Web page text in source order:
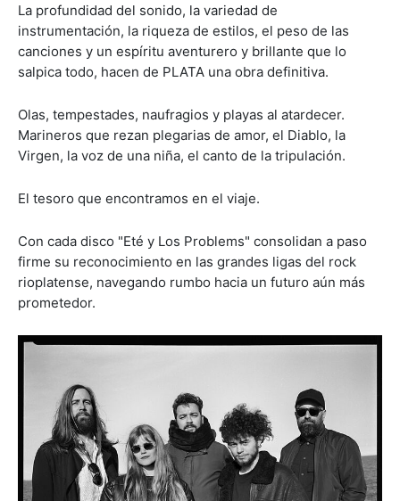
La profundidad del sonido, la variedad de
instrumentación, la riqueza de estilos, el peso de las
canciones y un espíritu aventurero y brillante que lo
salpica todo, hacen de PLATA una obra definitiva.
Olas, tempestades, naufragios y playas al atardecer.
Marineros que rezan plegarias de amor, el Diablo, la
Virgen, la voz de una niña, el canto de la tripulación.
El tesoro que encontramos en el viaje.
Con cada disco "Eté y Los Problems" consolidan a paso
firme su reconocimiento en las grandes ligas del rock
rioplatense, navegando rumbo hacia un futuro aún más
prometedor.